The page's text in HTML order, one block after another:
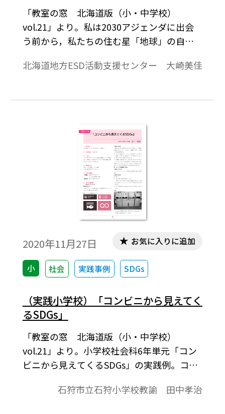
「教室の窓 北海道版（小・中学校）
vol.21」より。私は2030アジェンダに出会
う前から，私たちの住む星「地球」の自然
に対して危機感を持ちながら暮らしていま
環境だけではなく経済，社会における重要
とができる最後の機会は私たちであると，
書いてあったことに衝撃と焦りを覚えまし
た。2030アジェンダのタイトルにある「変
革」をするためにどうしたらいいのかと悩
む毎日です。「我々の世界を変革する：持続
可能な開発のための2030アジェンダ」は
2014年９月に国連総会にて採択された文章
です。この2030アジェンダの中に持続可能
な社会を世界で目指す目標としてSDGsが記
載されています。SDGsのみに焦点が当てら
れていますが，2030アジェンダにはSDGsが
必要な背景も書かれていますので，一読を
オススメます。
北海道地方ESD活動支援センター 大崎美佳
2020年11月27日
小 社会 実践事例 SDGs
お気に入りに追加
（実践小学校）「コンビニから見えてく
るSDGs」
「教室の窓 北海道版（小・中学校）
vol.21」より。小学校社会科6年単元「コン
ビニから見えてくるSDGs」の実践例。コン
味をもち，商品などから出るプラスチック
石狩市立石狩小学校教諭 田中孝治